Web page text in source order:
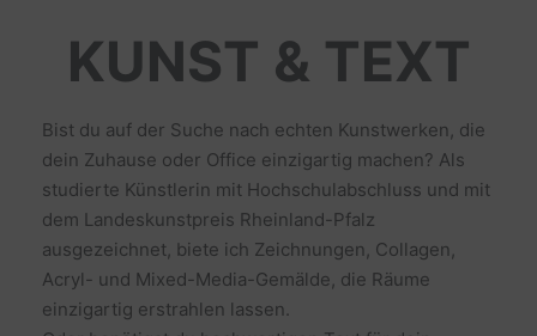
KUNST & TEXT
Bist du auf der Suche nach echten Kunstwerken, die
dein Zuhause oder Office einzigartig machen? Als
studierte Künstlerin mit Hochschulabschluss und mit
dem Landeskunstpreis Rheinland-Pfalz
ausgezeichnet, biete ich Zeichnungen, Collagen,
Acryl- und Mixed-Media-Gemälde, die Räume
einzigartig erstrahlen lassen.